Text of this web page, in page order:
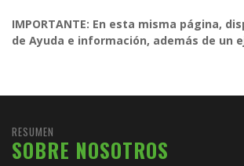
IMPORTANTE: En esta misma página,
de Ayuda e información, además de un
RESUMEN
SOBRE NOSOTROS